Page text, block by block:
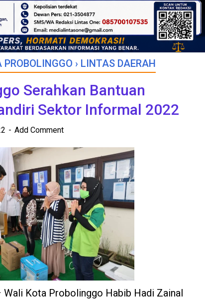
PROBOLINGGO › LINTAS DAERAH
Serahkan Bantuan
Sektor Informal 2022
Add Comment
Kota Probolinggo Habib Hadi Zainal